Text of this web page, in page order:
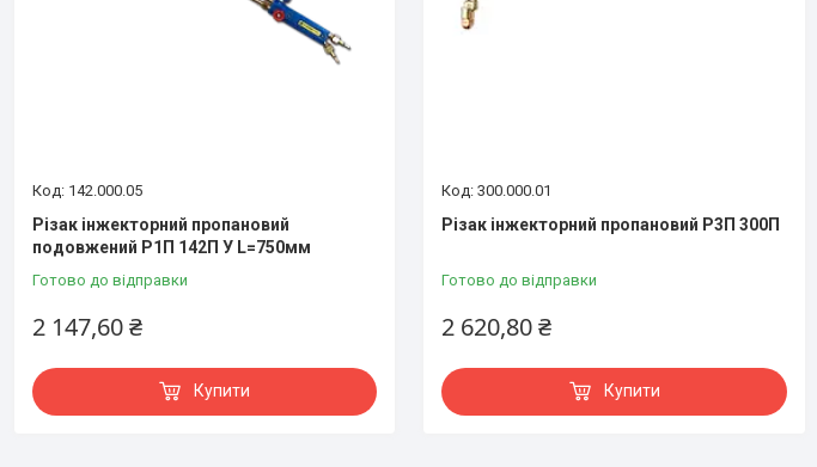
142.000.05
Різак інжекторний пропановий
подовжений Р1П 142П У L=750мм
Готово до відправки
2 147,60 ₴
Купити
300.000.01
Різак інжекторний пропановий Р3П 300П
Готово до відправки
2 620,80 ₴
Купити